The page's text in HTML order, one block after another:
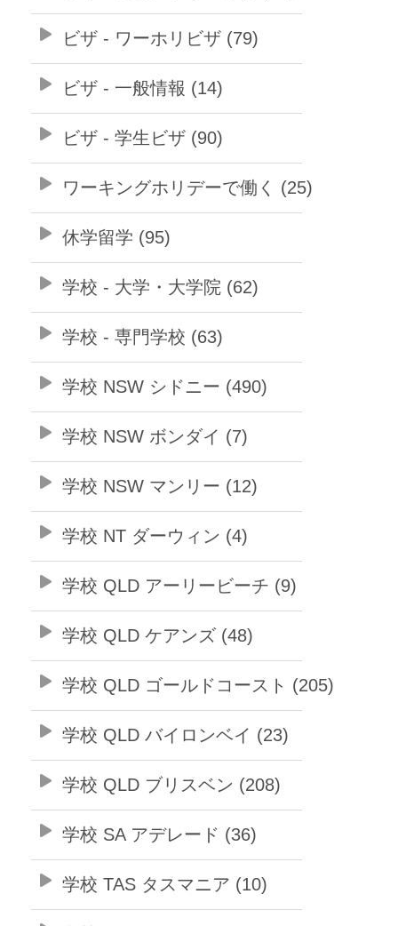
ビザ - ワーホリビザ (79)
ビザ - 一般情報 (14)
ビザ - 学生ビザ (90)
ワーキングホリデーで働く (25)
休学留学 (95)
学校 - 大学・大学院 (62)
学校 - 専門学校 (63)
学校 NSW シドニー (490)
学校 NSW ボンダイ (7)
学校 NSW マンリー (12)
学校 NT ダーウィン (4)
学校 QLD アーリービーチ (9)
学校 QLD ケアンズ (48)
学校 QLD ゴールドコースト (205)
学校 QLD バイロンベイ (23)
学校 QLD ブリスベン (208)
学校 SA アデレード (36)
学校 TAS タスマニア (10)